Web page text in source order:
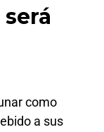
como
a sus